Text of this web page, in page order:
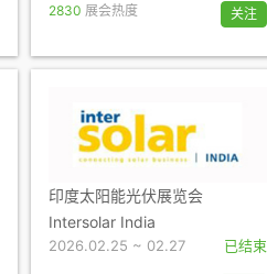
2830 展会热度 关注
印度太阳能光伏展览会
Intersolar India
2026.02.25 ~ 02.27 已结束